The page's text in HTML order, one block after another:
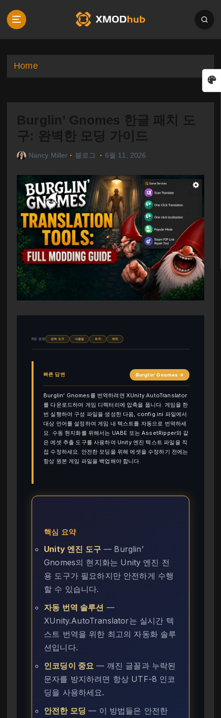
p
Home
Burglin’ Gnomes 한글 패치 도
구: 완벽한 모딩 가이드
Nancy Miller 블로그 6월 11, 2026
6분 분량 번역 도구 사용법 위치 제작
빠른 답변 Burglin’ Gnomes →
Burglin’ Gnomes를 번역하려면 XUnity.AutoTranslator
를 다운로드하여 게임 디렉터리에 압축을 풉니다. 게임을 한
번 실행하여 구성 파일을 생성한 다음, config.ini 파일에서
대상 언어를 설정하여 게임 내 텍스트를 자동으로 번역하세
요. 수동 현지화를 위해서는 UABE 또는 AssetRipper와 같
은 에셋 추출 도구를 사용하여 Unity 엔진 텍스트 파일을 직
접 수정하세요. 안전한 모딩을 위해 에셋을 수정하기 전에는
항상 원본 게임 파일을 백업해야 합니다.
핵심 요약
Unity 엔진 도구— Burglin’
Gnomes의 현지화는 Unity 엔진 전
용 도구가 필요하지만 안전하게 수행
할 수 있습니다.
자동 번역 솔루션 —
XUnity.AutoTranslator는 실시간 텍
스트 번역을 위한 최고의 자동화 솔루
션입니다.
인코딩이 중요 — 깨진 글꼴과 누락된
문자를 방지하려면 항상 UTF-8 인코
딩을 사용하세요.
안전한 모딩 — 이 방법들은 안전한